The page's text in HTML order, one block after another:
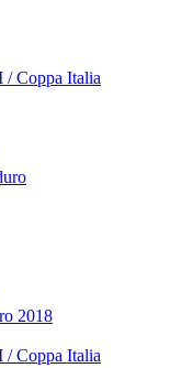
/ Coppa Italia
2018
/ Coppa Italia